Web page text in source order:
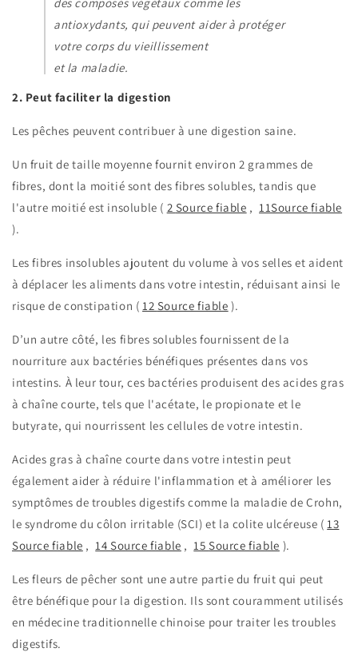
antioxydants, qui peuvent aider à protéger
votre corps du vieillissement
et la maladie.
2. Peut faciliter la digestion
Les pêches peuvent contribuer à une digestion saine.
Un fruit de taille moyenne fournit environ 2 grammes de
fibres, dont la moitié sont des fibres solubles, tandis que
l'autre moitié est insoluble ( 2 Source fiable , 11Sourcefiable
).
Les fibres insolubles ajoutent du volume à vos selles et aident
à déplacer les aliments dans votre intestin, réduisant ainsi le
risque de constipation ( 12 Source fiable ).
D’un autre côté, les fibres solubles fournissent de la
nourriture aux bactéries bénéfiques présentes dans vos
intestins. À leur tour, ces bactéries produisent des acides gras
à chaîne courte, tels que l'acétate, le propionate et le
butyrate, qui nourrissent les cellules de votre intestin.
Acides gras à chaîne courte dans votre intestin peut
également aider à réduire l'inflammation et à améliorer les
symptômes de troubles digestifs comme la maladie de Crohn,
le syndrome du côlon irritable (SCI) et la colite ulcéreuse ( 13
Source fiable , 14Source fiable , 15Source fiable ).
Les fleurs de pêcher sont une autre partie du fruit qui peut
être bénéfique pour la digestion. Ils sont couramment utilisés
en médecine traditionnelle chinoise pour traiter les troubles
digestifs.